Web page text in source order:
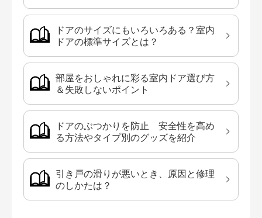
ドアのサイズにもいろいろある？室内
ドアの標準サイズとは？
部屋をおしゃれに彩る室内ドア選び方
＆失敗しないポイント
ドアのぶつかりを防止 安全性を高め
る方法やタイプ別のグッズを紹介
引き戸の滑りが悪いとき、原因と修理
のしかたは？